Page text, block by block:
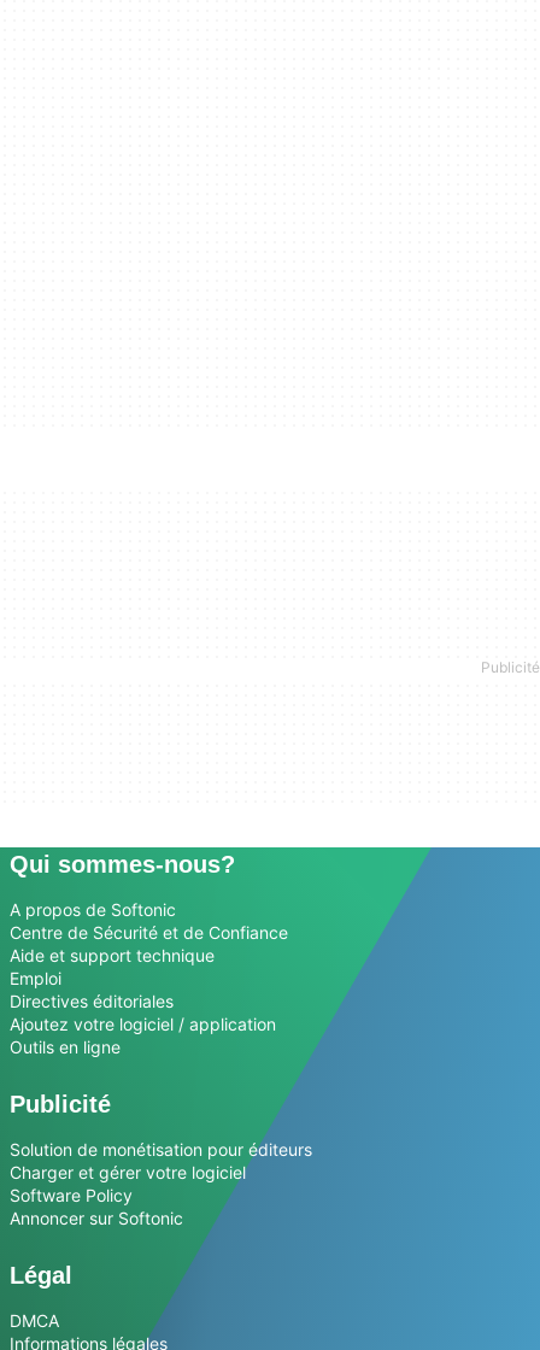
Qui sommes-nous?
A propos de Softonic
Centre de Sécurité et de Confiance
Aide et support technique
Emploi
Directives éditoriales
Ajoutez votre logiciel / application
Outils en ligne
Publicité
Solution de monétisation pour éditeurs
Charger et gérer votre logiciel
Software Policy
Annoncer sur Softonic
Légal
DMCA
Informations légales